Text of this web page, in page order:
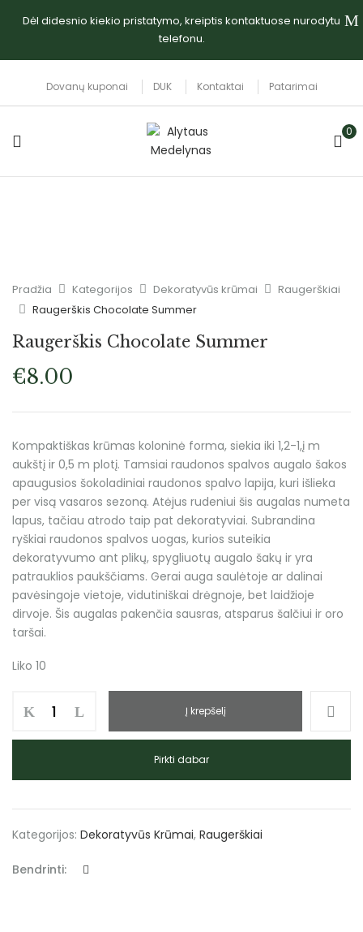
Dėl didesnio kiekio pristatymo, kreiptis kontaktuose nurodytu
telefonu.
Dovanų kuponai DUK Kontaktai Patarimai
0
Pradžia Kategorijos Dekoratyvūs krūmai
Raugerškiai
Raugerškis Chocolate Summer
Raugerškis Chocolate Summer
€8.00
Kompaktiškas krūmas koloninė forma, siekia iki 1,2-1,į m
aukštį ir 0,5 m plotį. Tamsiai raudonos spalvos augalo šakos
apaugusios šokoladiniai raudonos spalvo lapija, kuri išlieka
per visą vasaros sezoną. Atėjus rudeniui šis augalas numeta
lapus, tačiau atrodo taip pat dekoratyviai. Subrandina
ryškiai raudonos spalvos uogas, kurios suteikia
dekoratyvumo ant plikų, spygliuotų augalo šakų ir yra
patrauklios paukščiams. Gerai auga saulėtoje ar dalinai
pavėsingoje vietoje, vidutiniškai drėgnoje, bet laidžioje
dirvoje. Šis augalas pakenčia sausras, atsparus šalčiui ir oro
taršai.
Liko 10
Į krepšelį
Pirkti dabar
Kategorijos: Dekoratyvūs Krūmai, Raugerškiai
Bendrinti: